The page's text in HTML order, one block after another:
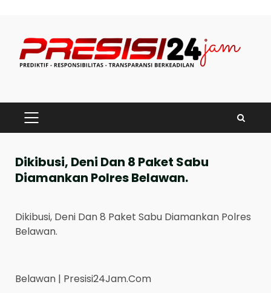
content
PRIMARY
MENU
Dikibusi, Deni Dan 8 Paket Sabu
Diamankan Polres Belawan.
Dikibusi, Deni Dan 8 Paket Sabu Diamankan Polres
Belawan.
Belawan | Presisi24Jam.Com